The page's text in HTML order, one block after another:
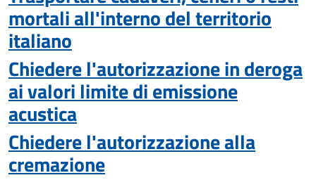
mortali all'interno del territorio
italiano
Chiedere l'autorizzazione in deroga
ai valori limite di emissione
acustica
Chiedere l'autorizzazione alla
cremazione